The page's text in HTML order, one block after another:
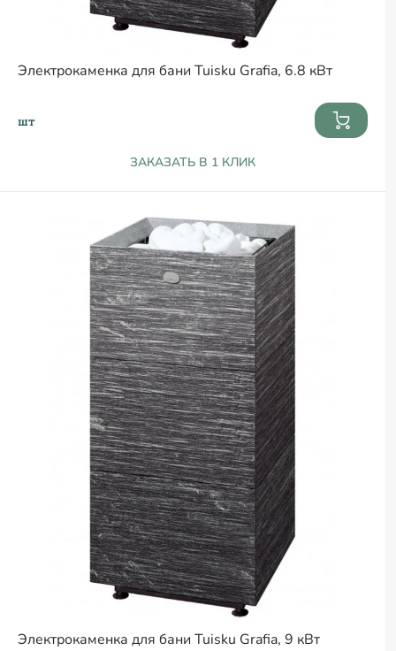
Электрокаменка для бани Tuisku Grafia, 6.8 кВт
шт
ЗАКАЗАТЬ В 1 КЛИК
Электрокаменка для бани Tuisku Grafia, 9 кВт